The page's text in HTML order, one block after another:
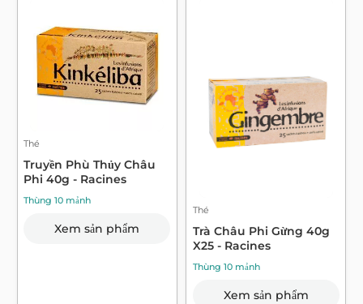
Thé
Truyền Phù Thủy Châu
Phi 40g - Racines
Thùng 10 mảnh
Xem sản phẩm
Thé
Trà Châu Phi Gừng 40g
X25 - Racines
Thùng 10 mảnh
Xem sản phẩm